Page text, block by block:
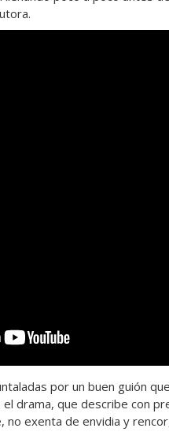
por un buen guión
drama, que describe con
exenta de envidia y